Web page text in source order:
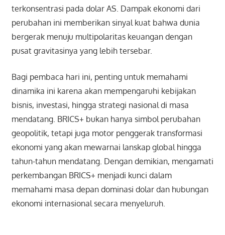
terkonsentrasi pada dolar AS. Dampak ekonomi dari
perubahan ini memberikan sinyal kuat bahwa dunia
bergerak menuju multipolaritas keuangan dengan
pusat gravitasinya yang lebih tersebar.
Bagi pembaca hari ini, penting untuk memahami
dinamika ini karena akan mempengaruhi kebijakan
bisnis, investasi, hingga strategi nasional di masa
mendatang. BRICS+ bukan hanya simbol perubahan
geopolitik, tetapi juga motor penggerak transformasi
ekonomi yang akan mewarnai lanskap global hingga
tahun-tahun mendatang. Dengan demikian, mengamati
perkembangan BRICS+ menjadi kunci dalam
memahami masa depan dominasi dolar dan hubungan
ekonomi internasional secara menyeluruh.